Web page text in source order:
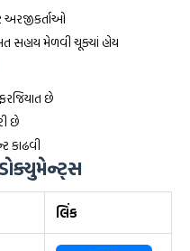
અરજીકર્તાઓ
સહાય મેળવી ચૂક્યાં હોય
છે
છે
કાઢવી
લિંક